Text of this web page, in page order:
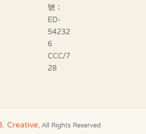
號：
ED-
54232
6
CCC/7
28
Creative , All Rights Reserved